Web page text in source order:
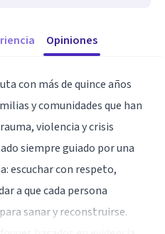
Opiniones
con más de quince años
y comunidades que han
violencia y crisis
siempre guiado por una
escuchar con respeto,
a que cada persona
sanar y reconstruirse.